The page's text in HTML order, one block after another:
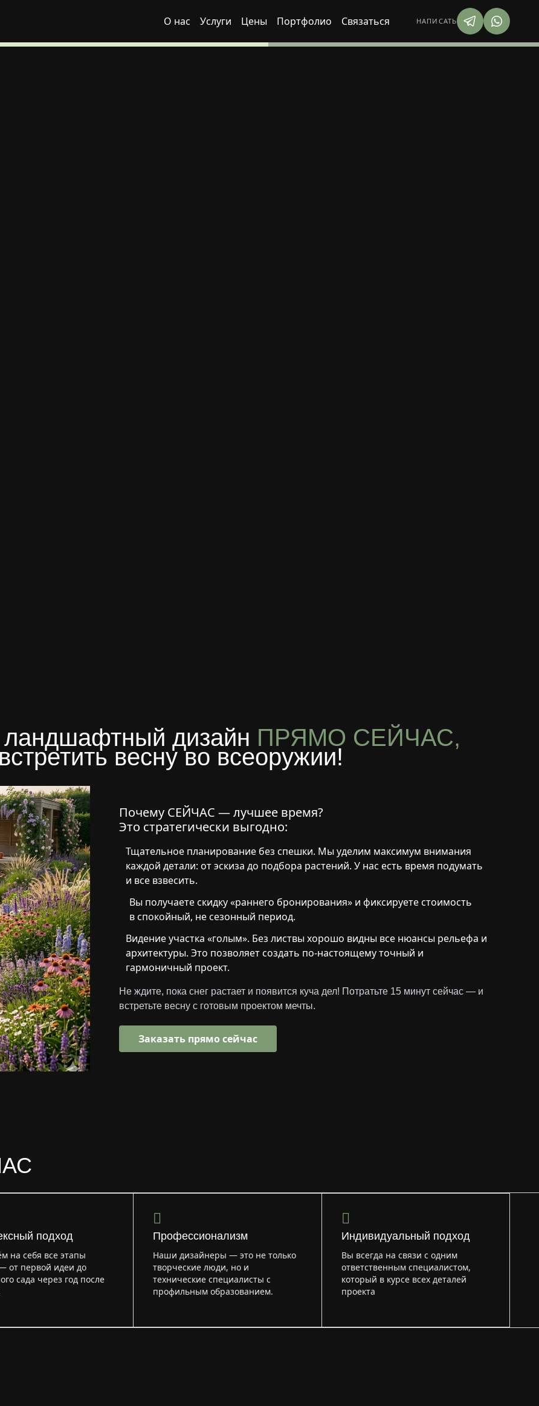
О нас Услуги Цены Портфолио Связаться НАПИСАТЬ
ландшафтный дизайн ПРЯМО СЕЙЧАС,
весну во всеоружии!
Почему СЕЙЧАС — лучшее время?
Это стратегически выгодно:
Тщательное планирование без спешки. Мы уделим максимум внимания
каждой детали: от эскиза до подбора растений. У нас есть время подумать
и все взвесить.
Вы получаете скидку «раннего бронирования» и фиксируете стоимость
в спокойный, не сезонный период.
Видение участка «голым». Без листвы хорошо видны все нюансы рельефа и
архитектуры. Это позволяет создать по-настоящему точный и
гармоничный проект.
Не ждите, пока снег растает и появится куча дел! Потратьте 15 минут сейчас — и
встретьте весну с готовым проектом мечты.
Заказать прямо сейчас
подход
на себя все этапы
от первой идеи до
сада через год после
Профессионализм
Наши дизайнеры — это не только
творческие люди, но и
технические специалисты с
профильным образованием.
Индивидуальный подход
Вы всегда на связи с одним
ответственным специалистом,
который в курсе всех деталей
проекта